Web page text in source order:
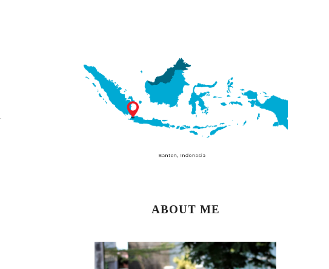
ABOUT ME